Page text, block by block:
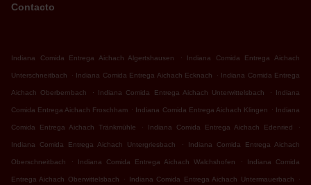
Contacto
Indiana Comida Entrega Aichach Algertshausen . Indiana Comida Entrega Aichach
Unterschneitbach . Indiana Comida Entrega Aichach Ecknach . Indiana Comida Entrega
Aichach Oberbernbach . Indiana Comida Entrega Aichach Unterwittelsbach . Indiana
Comida Entrega Aichach Froschham . Indiana Comida Entrega Aichach Klingen . Indiana
Comida Entrega Aichach Tränkmühle . Indiana Comida Entrega Aichach Edenried .
Indiana Comida Entrega Aichach Untergriesbach . Indiana Comida Entrega Aichach
Oberschneitbach . Indiana Comida Entrega Aichach Walchshofen . Indiana Comida
Entrega Aichach Oberwittelsbach . Indiana Comida Entrega Aichach Untermauerbach .